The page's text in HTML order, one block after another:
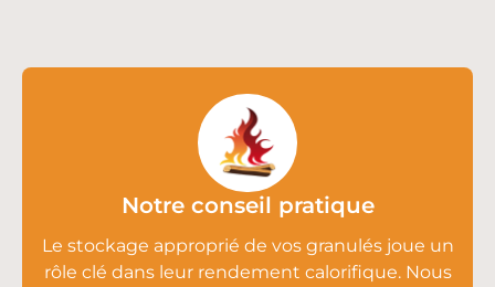
Notre conseil pratique
Le stockage approprié de vos granulés joue un
rôle clé dans leur rendement calorifique. Nous